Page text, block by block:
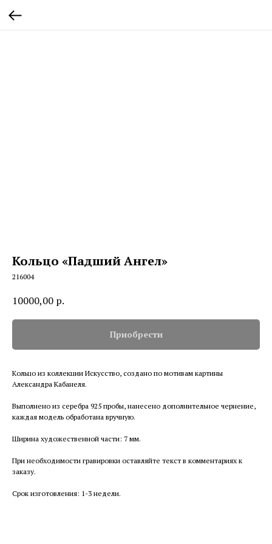
Кольцо «Падший Ангел»
216004
10000,00 р.
Приобрести
Кольцо из коллекции Искусство, создано по мотивам картины
Александра Кабанеля.
Выполнено из серебра 925 пробы, нанесено дополнительное чернение,
каждая модель обработана вручную.
Ширина художественной части: 7 мм.
При необходимости гравировки оставляйте текст в комментариях к
заказу.
Срок изготовления: 1-3 недели.